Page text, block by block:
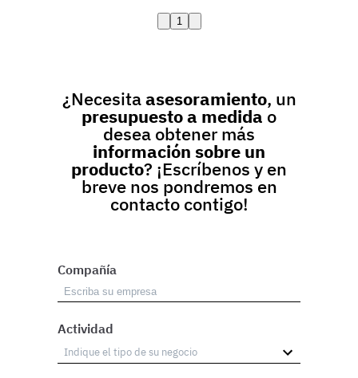
1
¿Necesitaasesoramiento, un
presupuesto a medida o
desea obtener más
información sobre un
producto? ¡Escríbenos y en
breve nos pondremos en
contacto contigo!
Compañía
Actividad